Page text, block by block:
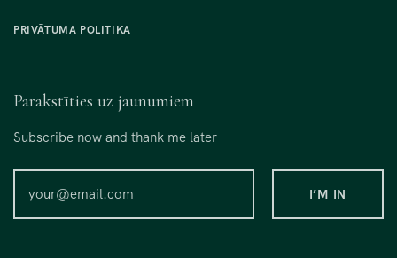
PRIVĀTUMA POLITIKA
Parakstīties uz jaunumiem
Subscribe now and thank me later